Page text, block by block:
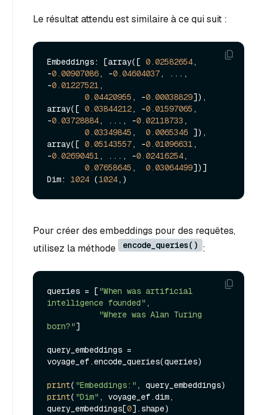
Le résultat attendu est similaire à ce qui suit :
Embeddings: [array([ 0.02582654,
-0.00907086, -0.04604037, ...,
-0.01227521,
0.04420955 , -0.00038829]),
array([ 0.03844212, -0.01597065 ,
-0.03728884, ..., -0.02118733 ,
0.03349845 , 0.0065346 ]),
array([ 0.05143557, -0.01096631,
-0.02690451, ..., -0.02416254,
0.07658645 , 0.03064499])]
Dim: 1024 (1024
Pour créer des embeddings pour des requêtes,
utilisez la méthode
encode_queries() :
queries = ["When was artificial
intelligence founded" ,
"Where was Alan Turing
born?"]
query_embeddings =
voyage_ef.encode_queries(queries)
print( "Embeddings:"
print( "Dim" , voyage_ef.dim,
query_embeddings[0